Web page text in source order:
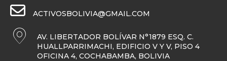
ACTIVOSBOLIVIA@GMAIL.COM
AV. LIBERTADOR BOLÍVAR N°1879 ESQ. C.
HUALLPARRIMACHI, EDIFICIO V Y V, PISO 4
OFICINA 4, COCHABAMBA, BOLIVIA